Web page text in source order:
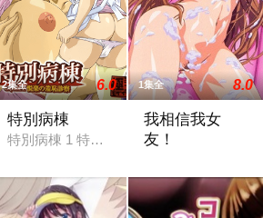
2集全 6.0
特別病棟
特別病棟 1 特別病棟 Capsule 1 闇の臨床
1集全 8.0
我相信我女
友！